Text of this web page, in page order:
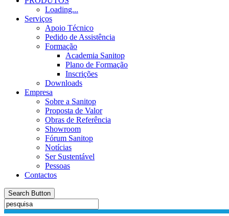
Loading...
Serviços
Apoio Técnico
Pedido de Assistência
Formação
Academia Sanitop
Plano de Formação
Inscrições
Downloads
Empresa
Sobre a Sanitop
Proposta de Valor
Obras de Referência
Showroom
Fórum Sanitop
Notícias
Ser Sustentável
Pessoas
Contactos
Search Button